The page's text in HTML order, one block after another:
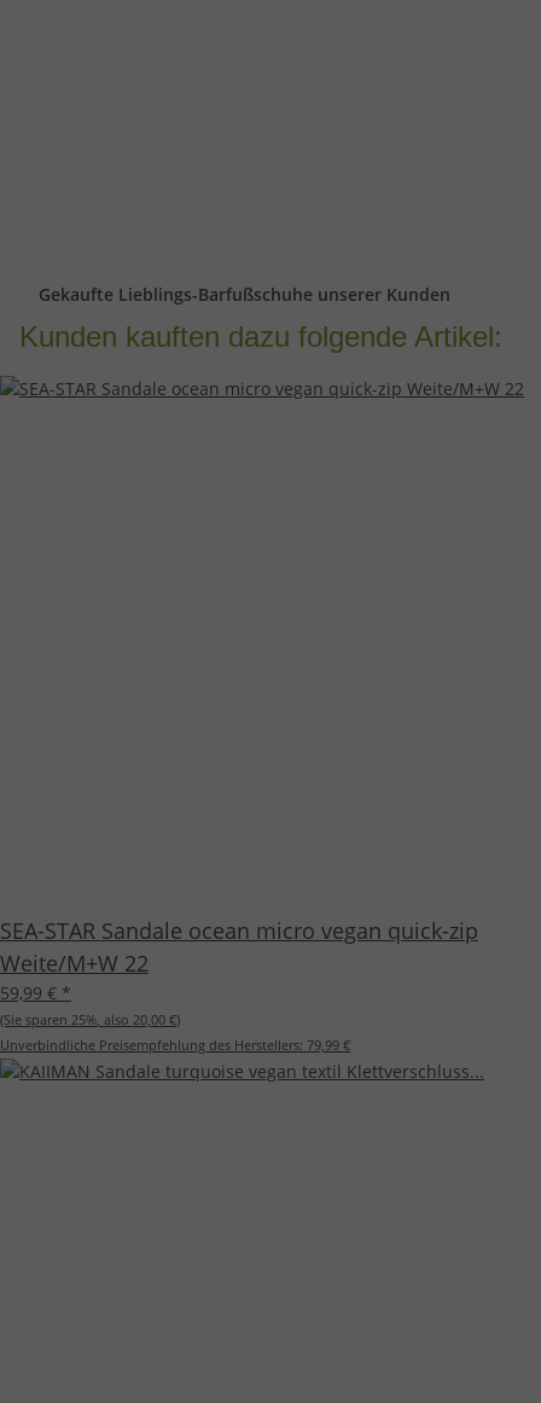
Gekaufte Lieblings-Barfußschuhe unserer Kunden
Kunden kauften dazu folgende Artikel:
SEA-STAR Sandale ocean micro vegan quick-zip
Weite/M+W 22
59,99 € *
(Sie sparen 25%, also 20,00 €)
Unverbindliche Preisempfehlung des Herstellers: 79,99 €